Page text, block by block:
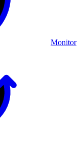
Monitor